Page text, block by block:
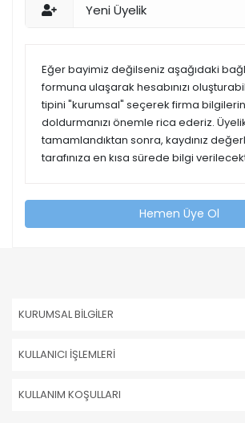
Yeni Üyelik
Eğer bayimiz değilseniz aşağıdaki
formuna ulaşarak hesabınızı
tipini "kurumsal" seçerek firma
doldurmanızı önemle rica ederiz.
tamamlandıktan sonra, kaydınız
tarafınıza en kısa sürede bilgi
Hemen Üye Ol
KURUMSAL BİLGİLER
KULLANICI İŞLEMLERİ
KULLANIM KOŞULLARI